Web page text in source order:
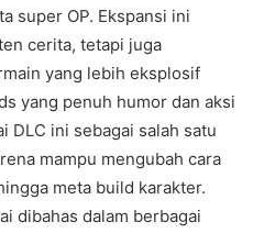
super OP. Ekspansi ini
cerita, tetapi juga
yang lebih eksplosif
yang penuh humor dan aksi
DLC ini sebagai salah satu
mampu mengubah cara
meta build karakter.
dibahas dalam berbagai